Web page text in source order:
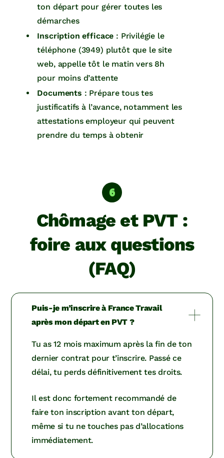
ton départ pour gérer toutes les
démarches
Inscription efficace : Privilégie le
téléphone (3949) plutôt que le site
web, appelle tôt le matin vers 8h
pour moins d’attente
Documents : Prépare tous tes
justificatifs à l’avance, notamment les
attestations employeur qui peuvent
prendre du temps à obtenir
Chômage et PVT :
foire aux questions
(FAQ)
Puis-je m’inscrire à France Travail
après mon départ en PVT ?
Tu as 12 mois maximum après la fin de ton
dernier contrat pour t’inscrire. Passé ce
délai, tu perds définitivement tes droits.
Il est donc fortement recommandé de
faire ton inscription avant ton départ,
même si tu ne touches pas d’allocations
immédiatement.